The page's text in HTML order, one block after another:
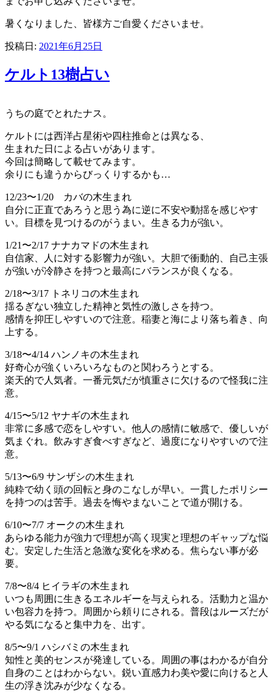
暑くなりました、皆様方ご自愛くださいませ。
投稿日: 2021年6月25日
ケルト13樹占い
うちの庭でとれたナス。
ケルトには西洋占星術や四柱推命とは異なる、
生まれた日による占いがあります。
今回は簡略して載せてみます。
余りにも違うからびっくりするかも…
12/23〜1/20 カバの木生まれ
自分に正直であろうと思う為に逆に不安や動揺を感じやす
い。目標を見つけるのがうまい。生きる力が強い。
1/21〜2/17 ナナカマドの木生まれ
自信家、人に対する影響力が強い。大胆で衝動的、自己主張
が強いが冷静さを持つと最高にバランスが良くなる。
2/18〜3/17 トネリコの木生まれ
揺るぎない独立した精神と気性の激しさを持つ。
感情を抑圧しやすいので注意。稲妻と海により落ち着き、向
上する。
3/18〜4/14 ハンノキの木生まれ
好奇心が強くいろいろなものと関わろうとする。
楽天的で人気者。一番元気だが慎重さに欠けるので怪我に注
意。
4/15〜5/12 ヤナギの木生まれ
非常に多感で恋をしやすい。他人の感情に敏感で、優しいが
気まぐれ。飲みすぎ食べすぎなど、過度になりやすいので注
意。
5/13〜6/9 サンザシの木生まれ
純粋で幼く頭の回転と身のこなしが早い。一貫したポリシー
を持つのは苦手。過去を悔やまないことで道が開ける。
6/10〜7/7 オークの木生まれ
あらゆる能力が強力で理想が高く現実と理想のギャップな悩
む。安定した生活と急激な変化を求める。焦らない事が必
要。
7/8〜8/4 ヒイラギの木生まれ
いつも周囲に生きるエネルギーを与えられる。活動力と温か
い包容力を持つ。周囲から頼りにされる。普段はルーズだが
やる気になると集中力を、出す。
8/5〜9/1 ハシバミの木生まれ
知性と美的センスが発達している。周囲の事はわかるが自分
自身のことはわからない。鋭い直感力わ美や愛に向けると人
生の浮き沈みが少なくなる。